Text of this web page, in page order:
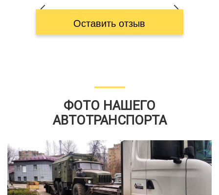
Оставить отзыв
ФОТО НАШЕГО
АВТОТРАНСПОРТА